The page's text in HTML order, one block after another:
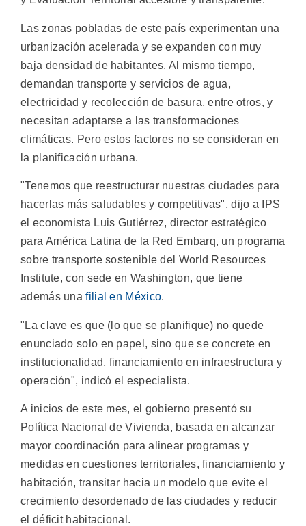
Las zonas pobladas de este país experimentan una
urbanización acelerada y se expanden con muy
baja densidad de habitantes. Al mismo tiempo,
demandan transporte y servicios de agua,
electricidad y recolección de basura, entre otros, y
necesitan adaptarse a las transformaciones
climáticas. Pero estos factores no se consideran en
la planificación urbana.
"Tenemos que reestructurar nuestras ciudades para
hacerlas más saludables y competitivas", dijo a IPS
el economista Luis Gutiérrez, director estratégico
para América Latina de la Red Embarq, un programa
sobre transporte sostenible del World Resources
Institute, con sede en Washington, que tiene
además unafilial en México.
"La clave es que (lo que se planifique) no quede
enunciado solo en papel, sino que se concrete en
institucionalidad, financiamiento en infraestructura y
operación", indicó el especialista.
A inicios de este mes, el gobierno presentó su
Política Nacional de Vivienda, basada en alcanzar
mayor coordinación para alinear programas y
medidas en cuestiones territoriales, financiamiento y
habitación, transitar hacia un modelo que evite el
crecimiento desordenado de las ciudades y reducir
el déficit habitacional.